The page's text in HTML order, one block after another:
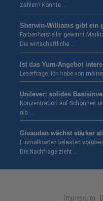
zahlen? Könnte …
Sherwin-Williams gibt ein
Farbenhersteller gewinnt
Die wirtschaftliche …
Ist das Yum-Angebot
Leserfrage: Ich habe von
Unilever: solides
Konzentration auf Schönheit
als …
Givaudan wächst stärker
Einmalkosten belasten
Die Nachfrage zieht …
Impressum ·